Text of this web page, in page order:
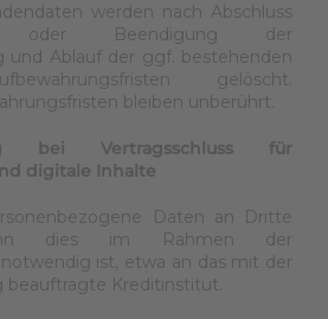
werden nach Abschluss
oder Beendigung der
und Ablauf der ggf. bestehenden
gelöscht.
bleiben unberührt.
bei Vertragsschluss für
digitale Inhalte
Daten an Dritte
dies im Rahmen der
ist, etwa an das mit der
beauftragte Kreditinstitut.